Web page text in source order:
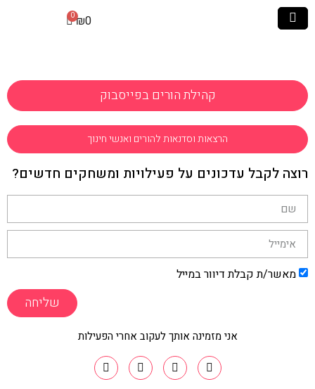
₪0
קהילת הורים בפייסבוק
הרצאות וסדנאות להורים ואנשי חינוך
רוצה לקבל עדכונים על פעילויות ומשחקים חדשים?
מאשר/ת קבלת דיוור במייל
שליחה
אני מזמינה אותך לעקוב אחרי הפעילות